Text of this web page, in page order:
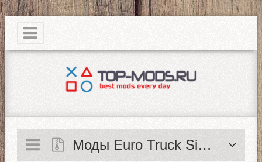
|
Моды Euro Truck Simulator 2